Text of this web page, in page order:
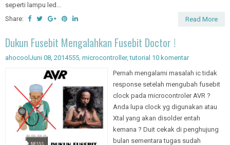
seperti lampu led...
Share:
Read More
Dukun Fusebit Mengalahkan Fusebit Doctor !
ahocoolJuni 08, 2014555 microcontroller,tutorial 10 komentar
Pernah mengalami masalah ic tidak
response setelah mengubah fusebit
clock pada microcontroler AVR ?
Anda lupa clock yg digunakan atau
Xtal yang akan disolder entah
kemana ? Duit cekak di penghujung
bulan sementara tugas sudah